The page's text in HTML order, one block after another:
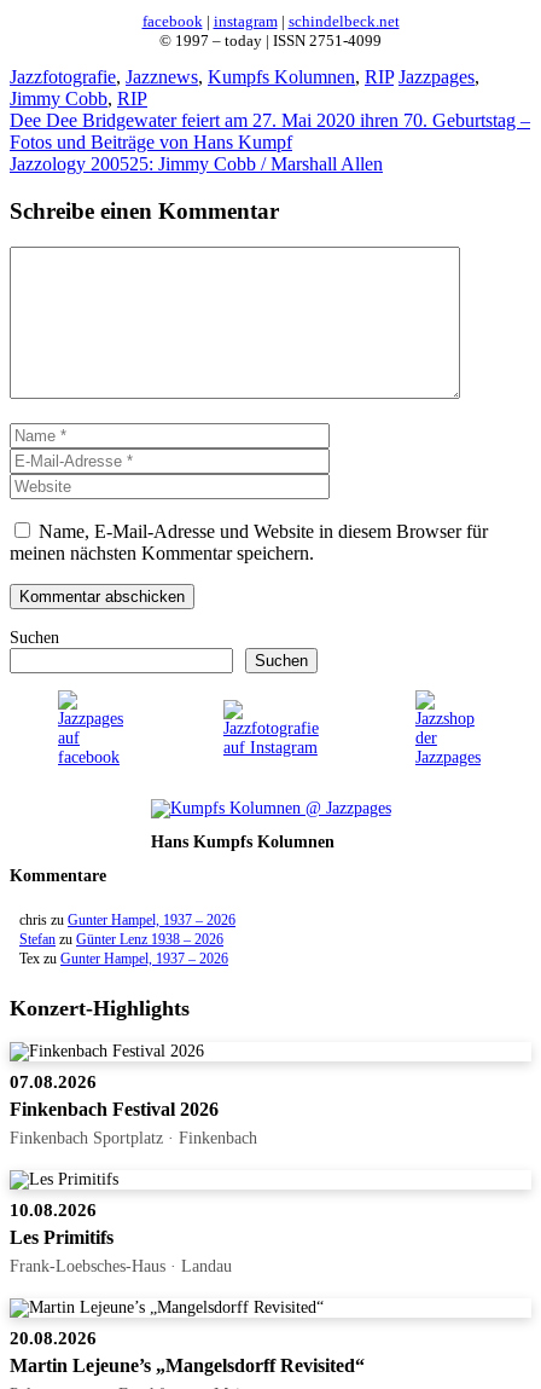
facebook | instagram| schindelbeck.net
© 1997 – today | ISSN 2751-4099
Kategorien
Jazzfotografie, Jazznews, Kumpfs Kolumnen, RIP Schlagwörter
Jazzpages,
Jimmy Cobb, RIP
Dee Dee Bridgewater feiert am 27. Mai 2020 ihren 70. Geburtstag –
Fotos und Beiträge von Hans Kumpf
Jazzology 200525: Jimmy Cobb / Marshall Allen
Schreibe einen Kommentar
Name
Mail-
Adresse
Name, E-Mail-Adresse und Website in diesem Browser für
meinen nächsten Kommentar speichern.
Suchen
Suchen
Hans Kumpfs Kolumnen
Kommentare
chris zu Gunter Hampel, 1937 – 2026
Stefan zu Günter Lenz 1938 – 2026
Tex zu Gunter Hampel, 1937 – 2026
Konzert-Highlights
07.08.2026
Finkenbach Festival 2026
Finkenbach Sportplatz · Finkenbach
10.08.2026
Les Primitifs
Frank-Loebsches-Haus · Landau
20.08.2026
Martin Lejeune’s „Mangelsdorff Revisited“